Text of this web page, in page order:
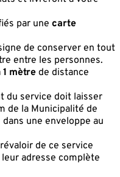
par une carte
de conserver en tout
entre les personnes.
1 mètre de distance
du service doit laisser
de la Municipalité de
une enveloppe au
de ce service
adresse complète